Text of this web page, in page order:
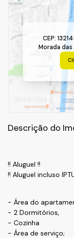
CEP:
Morada das
Descrição do
!! Aluguel !!
!! Aluguel incluso
- Área do
- 2 Dormitórios,
- Cozinha
- Área de serviço;